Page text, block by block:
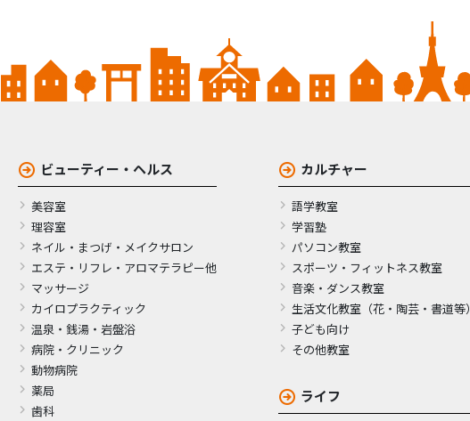
ビューティー・ヘルス
美容室
理容室
ネイル・まつげ・メイクサロン
エステ・リフレ・アロマテラピー他
マッサージ
カイロプラクティック
温泉・銭湯・岩盤浴
病院・クリニック
動物病院
薬局
歯科
カルチャー
語学教室
学習塾
パソコン教室
スポーツ・フィットネス教室
音楽・ダンス教室
生活文化教室（花・陶芸・書道等）
子ども向け
その他教室
ライフ